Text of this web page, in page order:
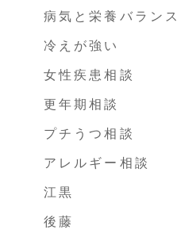
病気と栄養バランス
冷えが強い
女性疾患相談
更年期相談
プチうつ相談
アレルギー相談
江黒
後藤